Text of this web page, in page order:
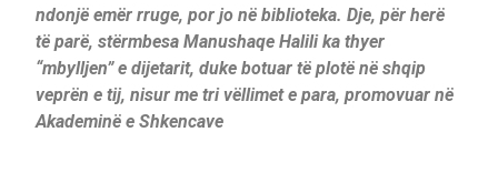
ndonjë emër rruge, por jo në biblioteka. Dje, për herë
të parë, stërmbesa Manushaqe Halili ka thyer
“mbylljen” e dijetarit, duke botuar të plotë në shqip
veprën e tij, nisur me tri vëllimet e para, promovuar në
Akademinë e Shkencave